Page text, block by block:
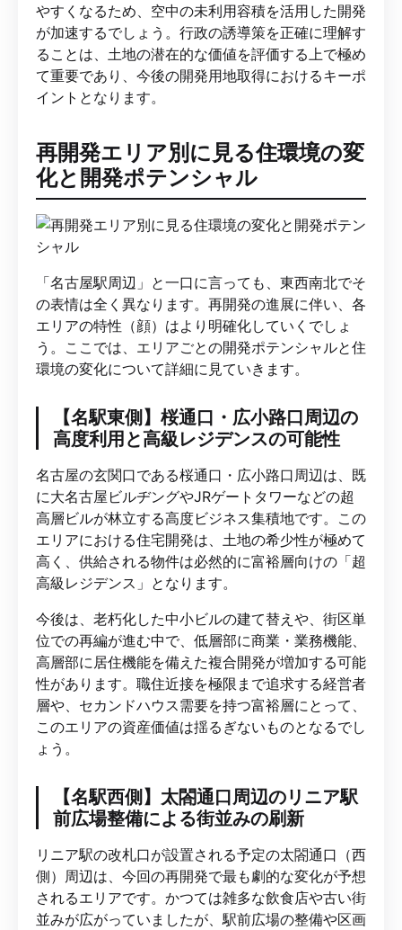
やすくなるため、空中の未利用容積を活用した開発
が加速するでしょう。行政の誘導策を正確に理解す
ることは、土地の潜在的な価値を評価する上で極め
て重要であり、今後の開発用地取得におけるキーポ
イントとなります。
再開発エリア別に見る住環境の変
化と開発ポテンシャル
「名古屋駅周辺」と一口に言っても、東西南北でそ
の表情は全く異なります。再開発の進展に伴い、各
エリアの特性（顔）はより明確化していくでしょ
う。ここでは、エリアごとの開発ポテンシャルと住
環境の変化について詳細に見ていきます。
【名駅東側】桜通口・広小路口周辺の
高度利用と高級レジデンスの可能性
名古屋の玄関口である桜通口・広小路口周辺は、既
に大名古屋ビルヂングやJRゲートタワーなどの超
高層ビルが林立する高度ビジネス集積地です。この
エリアにおける住宅開発は、土地の希少性が極めて
高く、供給される物件は必然的に富裕層向けの「超
高級レジデンス」となります。
今後は、老朽化した中小ビルの建て替えや、街区単
位での再編が進む中で、低層部に商業・業務機能、
高層部に居住機能を備えた複合開発が増加する可能
性があります。職住近接を極限まで追求する経営者
層や、セカンドハウス需要を持つ富裕層にとって、
このエリアの資産価値は揺るぎないものとなるでし
ょう。
【名駅西側】太閤通口周辺のリニア駅
前広場整備による街並みの刷新
リニア駅の改札口が設置される予定の太閤通口（西
側）周辺は、今回の再開発で最も劇的な変化が予想
されるエリアです。かつては雑多な飲食店や古い街
並みが広がっていましたが、駅前広場の整備や区画